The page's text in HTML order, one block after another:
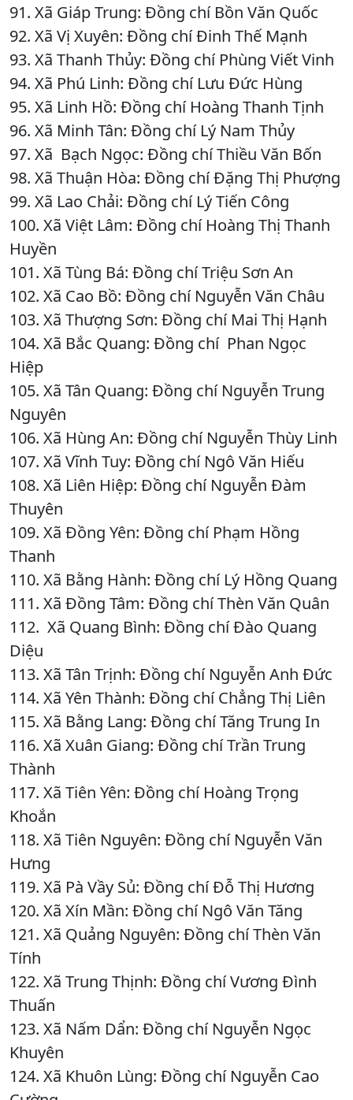
91. Xã Giáp Trung: Đồng chí Bồn Văn Quốc
92. Xã Vị Xuyên: Đồng chí Đinh Thế Mạnh
93. Xã Thanh Thủy: Đồng chí Phùng Viết Vinh
94. Xã Phú Linh: Đồng chí Lưu Đức Hùng
95. Xã Linh Hồ: Đồng chí Hoàng Thanh Tịnh
96. Xã Minh Tân: Đồng chí Lý Nam Thủy
97. Xã Bạch Ngọc: Đồng chí Thiều Văn Bốn
98. Xã Thuận Hòa: Đồng chí Đặng Thị Phượng
99. Xã Lao Chải: Đồng chí Lý Tiến Công
100. Xã Việt Lâm: Đồng chí Hoàng Thị Thanh
Huyền
101. Xã Tùng Bá: Đồng chí Triệu Sơn An
102. Xã Cao Bồ: Đồng chí Nguyễn Văn Châu
103. Xã Thượng Sơn: Đồng chí Mai Thị Hạnh
104. Xã Bắc Quang: Đồng chí Phan Ngọc
Hiệp
105. Xã Tân Quang: Đồng chí Nguyễn Trung
Nguyên
106. Xã Hùng An: Đồng chí Nguyễn Thùy Linh
107. Xã Vĩnh Tuy: Đồng chí Ngô Văn Hiếu
108. Xã Liên Hiệp: Đồng chí Nguyễn Đàm
Thuyên
109. Xã Đồng Yên: Đồng chí Phạm Hồng
Thanh
110. Xã Bằng Hành: Đồng chí Lý Hồng Quang
111. Xã Đồng Tâm: Đồng chí Thèn Văn Quân
112. Xã Quang Bình: Đồng chí Đào Quang
Diệu
113. Xã Tân Trịnh: Đồng chí Nguyễn Anh Đức
114. Xã Yên Thành: Đồng chí Chẳng Thị Liên
115. Xã Bằng Lang: Đồng chí Tăng Trung In
116. Xã Xuân Giang: Đồng chí Trần Trung
Thành
117. Xã Tiên Yên: Đồng chí Hoàng Trọng
Khoắn
118. Xã Tiên Nguyên: Đồng chí Nguyễn Văn
Hưng
119. Xã Pà Vầy Sủ: Đồng chí Đỗ Thị Hương
120. Xã Xín Mần: Đồng chí Ngô Văn Tăng
121. Xã Quảng Nguyên: Đồng chí Thèn Văn
Tính
122. Xã Trung Thịnh: Đồng chí Vương Đình
Thuấn
123. Xã Nấm Dẩn: Đồng chí Nguyễn Ngọc
Khuyên
124. Xã Khuôn Lùng: Đồng chí Nguyễn Cao